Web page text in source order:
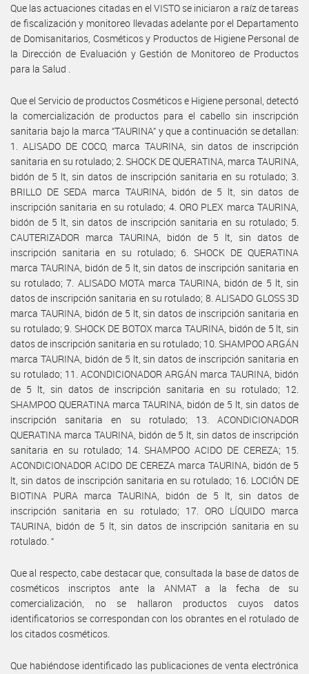
Que las actuaciones citadas en el VISTO se iniciaron a raíz de tareas
de fiscalización y monitoreo llevadas adelante por el Departamento
de Domisanitarios, Cosméticos y Productos de Higiene Personal de
la Dirección de Evaluación y Gestión de Monitoreo de Productos
para la Salud .
Que el Servicio de productos Cosméticos e Higiene personal, detectó
la comercialización de productos para el cabello sin inscripción
sanitaria bajo la marca “TAURINA” y que a continuación se detallan:
1. ALISADO DE COCO, marca TAURINA, sin datos de inscripción
sanitaria en su rotulado; 2. SHOCK DE QUERATINA, marca TAURINA,
bidón de 5 lt, sin datos de inscripción sanitaria en su rotulado; 3.
BRILLO DE SEDA marca TAURINA, bidón de 5 lt, sin datos de
inscripción sanitaria en su rotulado; 4. ORO PLEX marca TAURINA,
bidón de 5 lt, sin datos de inscripción sanitaria en su rotulado; 5.
CAUTERIZADOR marca TAURINA, bidón de 5 lt, sin datos de
inscripción sanitaria en su rotulado; 6. SHOCK DE QUERATINA
marca TAURINA, bidón de 5 lt, sin datos de inscripción sanitaria en
su rotulado; 7. ALISADO MOTA marca TAURINA, bidón de 5 lt, sin
datos de inscripción sanitaria en su rotulado; 8. ALISADO GLOSS 3D
marca TAURINA, bidón de 5 lt, sin datos de inscripción sanitaria en
su rotulado; 9. SHOCK DE BOTOX marca TAURINA, bidón de 5 lt, sin
datos de inscripción sanitaria en su rotulado; 10. SHAMPOO ARGÁN
marca TAURINA, bidón de 5 lt, sin datos de inscripción sanitaria en
su rotulado; 11. ACONDICIONADOR ARGÁN marca TAURINA, bidón
de 5 lt, sin datos de inscripción sanitaria en su rotulado; 12.
SHAMPOO QUERATINA marca TAURINA, bidón de 5 lt, sin datos de
inscripción sanitaria en su rotulado; 13. ACONDICIONADOR
QUERATINA marca TAURINA, bidón de 5 lt, sin datos de inscripción
sanitaria en su rotulado; 14. SHAMPOO ACIDO DE CEREZA; 15.
ACONDICIONADOR ACIDO DE CEREZA marca TAURINA, bidón de 5
lt, sin datos de inscripción sanitaria en su rotulado; 16. LOCIÓN DE
BIOTINA PURA marca TAURINA, bidón de 5 lt, sin datos de
inscripción sanitaria en su rotulado; 17. ORO LÍQUIDO marca
TAURINA, bidón de 5 lt, sin datos de inscripción sanitaria en su
rotulado. “
Que al respecto, cabe destacar que, consultada la base de datos de
cosméticos inscriptos ante la ANMAT a la fecha de su
comercialización, no se hallaron productos cuyos datos
identificatorios se correspondan con los obrantes en el rotulado de
los citados cosméticos.
Que habiéndose identificado las publicaciones de venta electrónica